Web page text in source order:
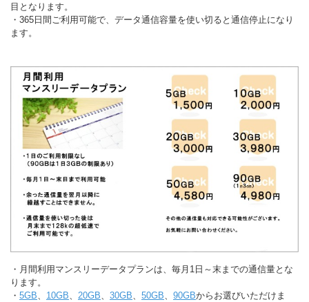
目となります。
・365日間ご利用可能で、データ通信容量を使い切ると通信停止になり
ます。
・月間利用マンスリーデータプランは、毎月1日～末までの通信量とな
ります。
・ 5GB 10GB 20GB 30GB 50GB 90GBからお選びいただけま